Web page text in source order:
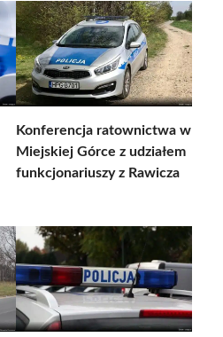
Konferencja ratownictwa w
Miejskiej Górce z udziałem
funkcjonariuszy z Rawicza